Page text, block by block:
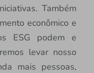
Também
econômico e
ESG podem e
levar nosso
mais pessoas,